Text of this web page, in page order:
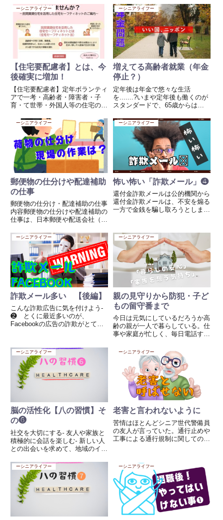
備員業務は、以下のような構造に
なっています： 発注者（依頼
主）例：建設会社、商業施設、イ
ベント運営者など 警備会社（元
請...
といつも思う。自分にこのような
封筒が来ると嫌な感じがするし、
イライラするのは私だけだろう
か？更に定年後、再雇用した次の
日か...
ーシニアライフー
【住宅要配慮者】とは、今
後確実に増加！
【住宅要配慮者】定年ボランティ
アで一考・高齢者・障害者・子
育・て世帯・外国人等の住宅の確
慮者という。支援策として、
2017年にセーフティネット制度
をスタートしました。でもここ2
年程前からですかね本格的に動き
出し...
ーシニアライフー
増えてる高齢者就業（年金
停止？）
定年後は年金で悠々な生活
を.......?いまや定年後も働くのが
スタンダードで、65歳からは年
も。厚生労働省によると、その
数、390万人。ただし、働きなが
ら受け取れる年金には限度額があ
り、それを超えると一部支給停...
ーシニアライフー
郵便物の仕分けや配達補助
の仕事
郵便物の仕分け・配達補助の仕事
内容郵便物の仕分けや配達補助の
仕事は、日本郵便や配送会社（ヤ
されることが多いです。資格がな
くてもできる仕事で、シニア層に
も人気があります。📦 1. 郵便物
の仕分け業務（内勤）主に郵...
ーシニアライフー
怖い怖い「詐欺メール」❹
還付金詐欺メールは公的機関から
還付金詐欺メールは、不安を煽る
一方で金銭を騙し取ろうとしま
ない メール内のリンクをクリッ
クしたり、個人情報や口座情報を
入力しないようにしましょう。
正...
ーシニアライフー
詐欺メール多い 【後編】
こんな詐欺広告に気を付けよう-
❷ とくに最近多いのが、
Facebookの広告の詐欺がとても
っている方にいま、下記にいます
よね。 これらの広告はすべて詐
欺広告です！日経新聞に似せた
詐...
ーシニアライフー
親の見守りから防犯・子ど
もの留守番まで
今日は元気にしているだろうか高
齢の親が一人で暮らしている。仕
事や家庭が忙しく、毎日電話する
きているだろうか」「転んでいな
いだろうか」そんな不安を、誰も
が一度は感じたことがあるのでは
ないでしょうか。もし、・無理
ーシニアライフー
脳の活性化【八の習慣】そ
の❻
社交を大切にする- 友人や家族と
積極的に会話を楽しむ- 新しい人
との出会いを求めて、地域のイベ
デオ通話などで、距離が離れた友
人とも繋がる1. 友人や家族との
交流を深める 定期的な予定を作
る：毎月一度、食事やコ...
ーシニアライフー
老害と言われないように
苦情はほとんどシニア世代警備員
の友人が言っていた。通行止めや
工事による通行規制に関しての苦
れを老害というのだろうか、工事
や仕方ないことでも一言文句を言
いたい、ストレスからくるのか
そ...
ーシニアライフー ーシニアライフー